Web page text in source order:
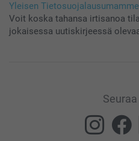
Yleisen Tietosuojalausumamme
Voit koska tahansa irtisanoa
jokaisessa uutiskirjeessä